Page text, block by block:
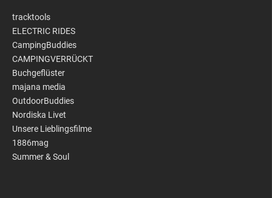
tracktools
ELECTRIC RIDES
CampingBuddies
CAMPINGVERRÜCKT
Buchgeflüster
majana media
OutdoorBuddies
Nordiska Livet
Unsere Lieblingsfilme
1886mag
Summer & Soul